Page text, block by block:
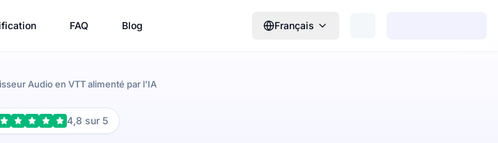
FAQ Blog Français
Audio en VTT alimenté par l'IA
4,8 sur 5